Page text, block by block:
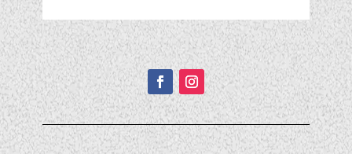
Подписывайтесь!